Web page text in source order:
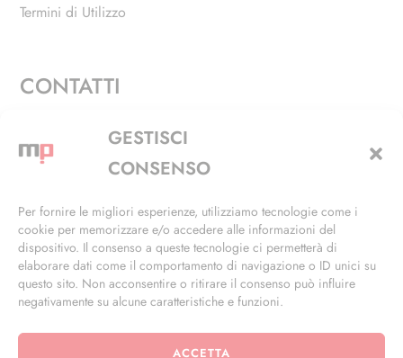
GESTISCI
CONSENSO
Per fornire le migliori esperienze, utilizziamo tecnologie come i
cookie per memorizzare e/o accedere alle informazioni del
dispositivo. Il consenso a queste tecnologie ci permetterà di
elaborare dati come il comportamento di navigazione o ID unici su
questo sito. Non acconsentire o ritirare il consenso può influire
negativamente su alcune caratteristiche e funzioni.
ACCETTA
Termini di Utilizzo
CONTATTI
Via Alfieri, 27 - Trezzano Sul Naviglio (MI)
+39 02 4846 3155
info@masterphil.it